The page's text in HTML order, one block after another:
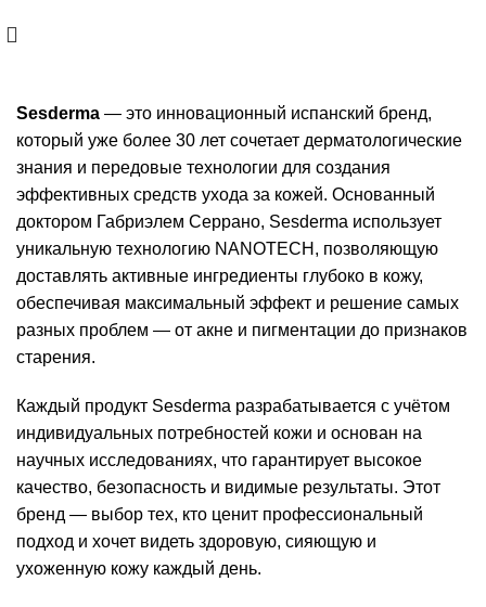
Sesderma — это инновационный испанский бренд,
который уже более 30 лет сочетает дерматологические
знания и передовые технологии для создания
эффективных средств ухода за кожей. Основанный
доктором Габриэлем Серрано, Sesderma использует
уникальную технологию NANOTECH, позволяющую
доставлять активные ингредиенты глубоко в кожу,
обеспечивая максимальный эффект и решение самых
разных проблем — от акне и пигментации до признаков
старения.
Каждый продукт Sesderma разрабатывается с учётом
индивидуальных потребностей кожи и основан на
научных исследованиях, что гарантирует высокое
качество, безопасность и видимые результаты. Этот
бренд — выбор тех, кто ценит профессиональный
подход и хочет видеть здоровую, сияющую и
ухоженную кожу каждый день.